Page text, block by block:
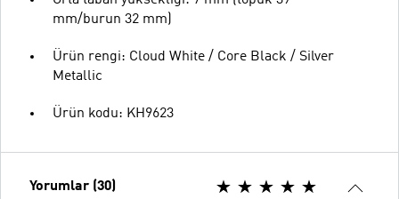
mm/burun 32 mm)
Ürün rengi: Cloud White / Core Black / Silver
Metallic
Ürün kodu: KH9623
Yorumlar (30)